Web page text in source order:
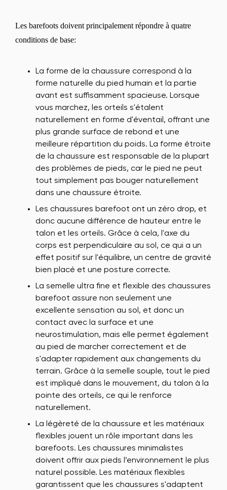
Les barefoots doivent principalement répondre à quatre
conditions de base:
La forme de la chaussure correspond à la
forme naturelle du pied humain et la partie
avant est suffisamment spacieuse. Lorsque
vous marchez, les orteils s'étalent
naturellement en forme d'éventail, offrant une
plus grande surface de rebond et une
meilleure répartition du poids. La forme étroite
de la chaussure est responsable de la plupart
des problèmes de pieds, car le pied ne peut
tout simplement pas bouger naturellement
dans une chaussure étroite.
Les chaussures barefoot ont un zéro drop, et
donc aucune différence de hauteur entre le
talon et les orteils. Grâce à cela, l'axe du
corps est perpendiculaire au sol, ce qui a un
effet positif sur l'équilibre, un centre de gravité
bien placé et une posture correcte.
La semelle ultra fine et flexible des chaussures
barefoot assure non seulement une
excellente sensation au sol, et donc un
contact avec la surface et une
neurostimulation, mais elle permet également
au pied de marcher correctement et de
s'adapter rapidement aux changements du
terrain. Grâce à la semelle souple, tout le pied
est impliqué dans le mouvement, du talon à la
pointe des orteils, ce qui le renforce
naturellement.
La légèreté de la chaussure et les matériaux
flexibles jouent un rôle important dans les
barefoots. Les chaussures minimalistes
doivent offrir aux pieds l’environnement le plus
naturel possible. Les matériaux flexibles
garantissent que les chaussures s'adaptent